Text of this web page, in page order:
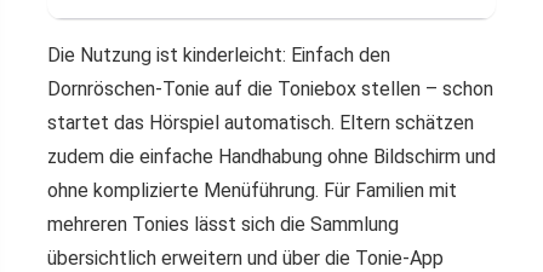
Die Nutzung ist kinderleicht: Einfach den
Dornröschen-Tonie auf die Toniebox stellen – schon
startet das Hörspiel automatisch. Eltern schätzen
zudem die einfache Handhabung ohne Bildschirm und
ohne komplizierte Menüführung. Für Familien mit
mehreren Tonies lässt sich die Sammlung
übersichtlich erweitern und über die Tonie-App